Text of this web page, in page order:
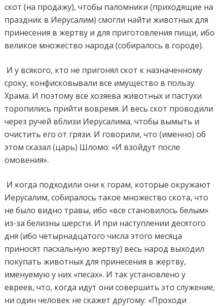
скот (на продажу), чтобы паломники (приходящие на
праздник в Иерусалим) смогли найти животных для
принесения в жертву и для приготовления пищи, ибо
великое множество народа (собиралось в городе).
И у всякого, кто не пригонял скот к назначенному
сроку, конфисковывали все имущество в пользу
Храма. И поэтому все хозяева животных и пастухи
торопились прийти вовремя. И весь скот проводили
через ручей вблизи Иерусалима, чтобы вымыть и
очистить его от грязи. И говорили, что (именно) об
этом сказал (царь) Шломо: «И взойдут после
омовения».
И когда подходили они к горам, которые окружают
Иерусалим, собиралось такое множество скота, что
не было видно травы, ибо «все становилось белым»
из-за белизны шерсти. И при наступлении десятого
дня (ибо четырнадцатого числа этого месяца
приносят пасхальную жертву) весь народ выходил
покупать животных для принесения в жертву,
именуемую у них «песах». И так установлено у
евреев, что, когда идут они совершить это служение,
ни один человек не скажет другому: «Проходи